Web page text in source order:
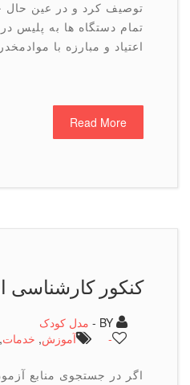
توصیف کرد و در عین حال خواهان
تمام دستگاه ها به پلیس در حوزه
اعتیاد و مبارزه با موادمخدر […]
Read More
کنکور کارشناسی ارشد ۱۴۰۳
مدل کودک
آموزش,خدمات, خرید,
اگر در جستجوی منابع آزمون